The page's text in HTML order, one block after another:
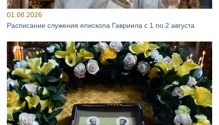
01.08.2026
Расписание служения епископа Гавриила с 1 по 2 августа